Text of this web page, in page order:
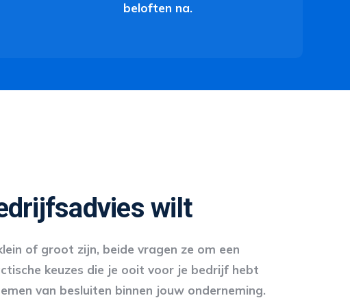
beloften na.
wilt
of groot zijn, beide vragen ze om een
keuzes die je ooit voor je bedrijf hebt
van besluiten binnen jouw onderneming.